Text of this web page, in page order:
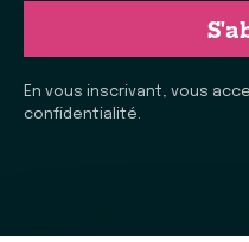
En vous inscrivant, vous
confidentialité.